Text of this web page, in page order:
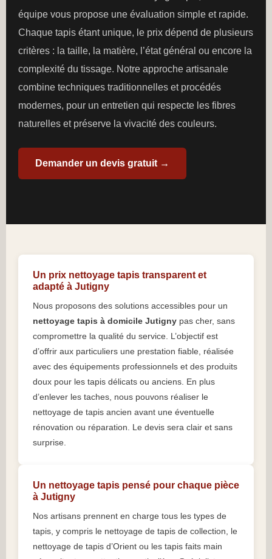
équipe vous propose une évaluation simple et rapide.
Chaque tapis étant unique, le prix dépend de plusieurs
critères : la taille, la matière, l’état général ou encore la
complexité du tissage. Notre approche artisanale
combine techniques traditionnelles et procédés
modernes, pour un entretien qui respecte les fibres
naturelles et préserve la vivacité des couleurs.
Demander un devis gratuit →
Un prix nettoyage tapis transparent et
adapté à Jutigny
Nous proposons des solutions accessibles pour un
nettoyage tapis à domicile Jutigny pas cher, sans
compromettre la qualité du service. L’objectif est
d’offrir aux particuliers une prestation fiable, réalisée
avec des équipements professionnels et des produits
doux pour les tapis délicats ou anciens. En plus
d’enlever les taches, nous pouvons réaliser le
nettoyage de tapis ancien avant une éventuelle
rénovation ou réparation. Le devis sera clair et sans
surprise.
Un nettoyage tapis pensé pour chaque pièce
à Jutigny
Nos artisans prennent en charge tous les types de
tapis, y compris le nettoyage de tapis de collection, le
nettoyage de tapis d’Orient ou les tapis faits main